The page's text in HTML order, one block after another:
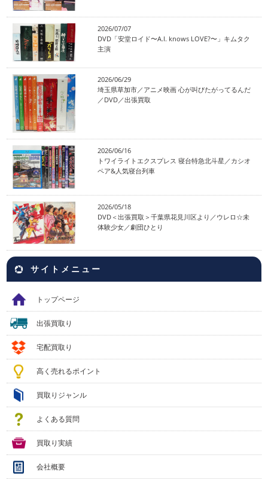
2026/07/07
DVD「安堂ロイド〜A.I. knows LOVE?〜」キムタク
主演
2026/06/29
埼玉県草加市／アニメ映画 心が叫びたがってるんだ
／DVD／出張買取
2026/06/16
トワイライトエクスプレス 寝台特急北斗星／カシオ
ペア&人気寝台列車
2026/05/18
DVD＜出張買取＞千葉県花見川区より／ウレロ☆未
体験少女／劇団ひとり
サイトメニュー
トップページ
出張買取り
宅配買取り
高く売れるポイント
買取りジャンル
よくある質問
買取り実績
会社概要